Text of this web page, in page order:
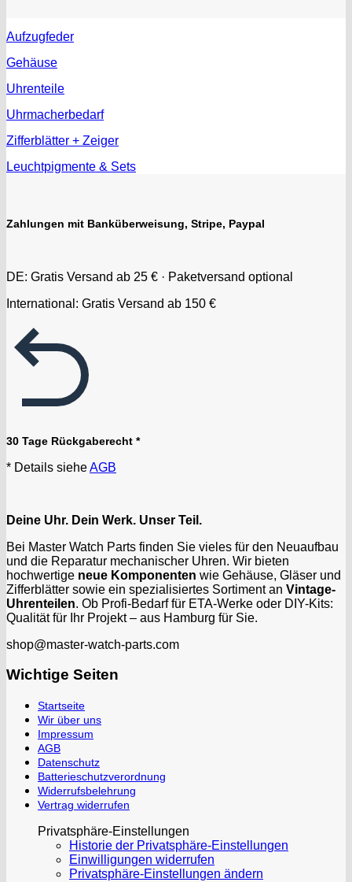
Aufzugfeder
Gehäuse
Uhrenteile
Uhrmacherbedarf
Zifferblätter + Zeiger
Leuchtpigmente & Sets
Zahlungen mit Banküberweisung, Stripe, Paypal
DE: Gratis Versand ab 25 € · Paketversand optional
International: Gratis Versand ab 150 €
30 Tage Rückgaberecht *
* Details sieheAGB
Deine Uhr. Dein Werk. Unser Teil.
Bei Master Watch Parts finden Sie vieles für den Neuaufbau
und die Reparatur mechanischer Uhren. Wir bieten
hochwertige neue Komponenten wie Gehäuse, Gläser und
Zifferblätter sowie ein spezialisiertes Sortiment an Vintage-
Uhrenteilen. Ob Profi-Bedarf für ETA-Werke oder DIY-Kits:
Qualität für Ihr Projekt – aus Hamburg für Sie.
shop@master-watch-parts.com
Wichtige Seiten
Startseite
Wir über uns
Impressum
AGB
Datenschutz
Batterieschutzverordnung
Widerrufsbelehrung
Vertrag widerrufen
Privatsphäre-Einstellungen
Historie der Privatsphäre-Einstellungen
Einwilligungen widerrufen
Privatsphäre-Einstellungen ändern